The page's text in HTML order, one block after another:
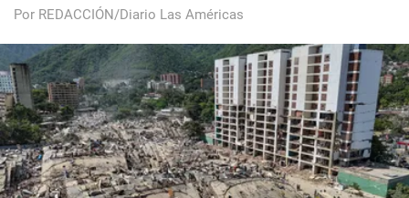
Por REDACCIÓN/Diario Las Américas